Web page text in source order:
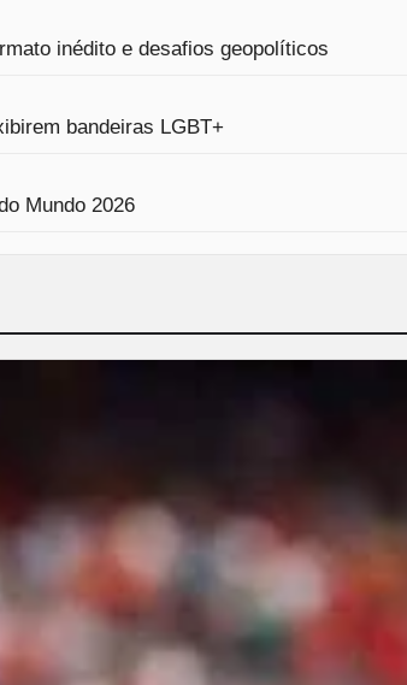
inédito e desafios geopolíticos
bandeiras LGBT+
Mundo 2026